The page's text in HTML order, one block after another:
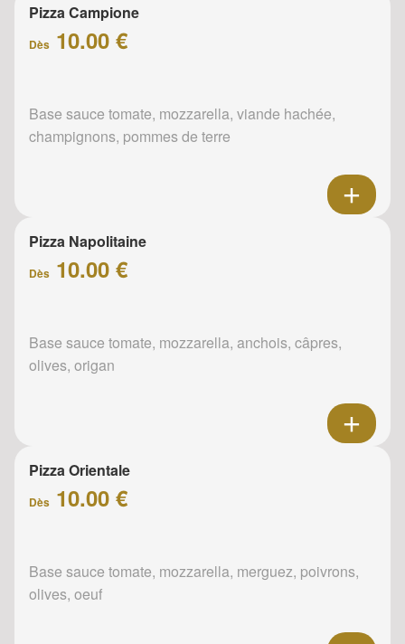
Pizza Campione
Dès 10.00 €
Base sauce tomate, mozzarella, viande hachée,
champignons, pommes de terre
Pizza Napolitaine
Dès 10.00 €
Base sauce tomate, mozzarella, anchois, câpres,
olives, origan
Pizza Orientale
Dès 10.00 €
Base sauce tomate, mozzarella, merguez, poivrons,
olives, oeuf